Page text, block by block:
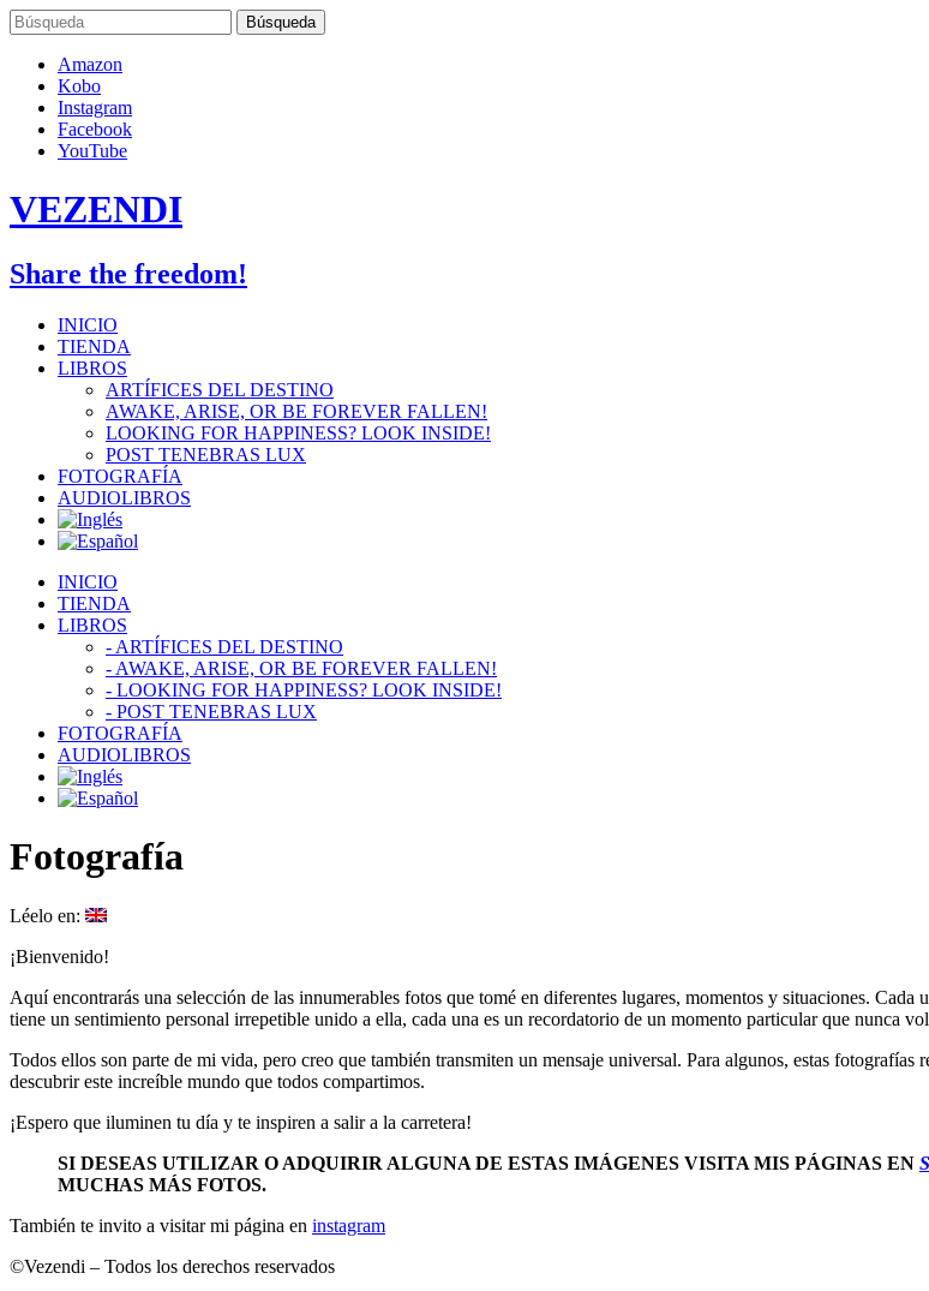
Skip
to
contentAmazon
Kobo
Instagram
Facebook
YouTube
VEZENDI
Share the freedom!
INICIO
TIENDA
LIBROS
ARTÍFICES DEL DESTINO
AWAKE, ARISE, OR BE FOREVER FALLEN!
LOOKING FOR HAPPINESS? LOOK INSIDE!
POST TENEBRAS LUX
FOTOGRAFÍA
AUDIOLIBROS
INICIO
TIENDA
LIBROS
- ARTÍFICES DEL DESTINO
- AWAKE, ARISE, OR BE FOREVER FALLEN!
- LOOKING FOR HAPPINESS? LOOK INSIDE!
- POST TENEBRAS LUX
FOTOGRAFÍA
AUDIOLIBROS
Fotografía
Léelo en:
¡Bienvenido!
Aquí encontrarás una selección de las innumerables fotos que tomé en diferentes lugares, momentos y situaciones. Cada
tiene un sentimiento personal irrepetible unido a ella, cada una es un recordatorio de un momento particular que nunca
Todos ellos son parte de mi vida, pero creo que también transmiten un mensaje universal. Para algunos, estas
descubrir este increíble mundo que todos compartimos.
¡Espero que iluminen tu día y te inspiren a salir a la carretera!
SI DESEAS UTILIZAR O ADQUIRIR ALGUNA DE ESTAS IMÁGENES VISITA MIS PÁGINAS EN
MUCHAS MÁS FOTOS.
También te invito a visitar mi página en instagram
©Vezendi – Todos los derechos reservados